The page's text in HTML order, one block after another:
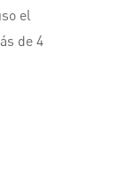
el
de 4